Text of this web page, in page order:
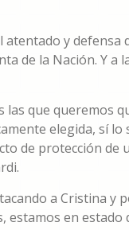
y
de la Nación. Y
las que queremos
elegida, sí
de protección de
a Cristina y
en